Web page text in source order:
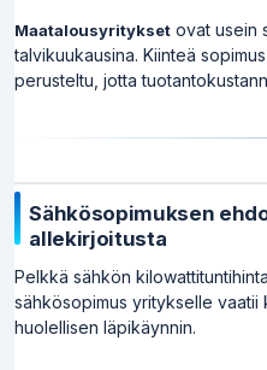
Maatalousyritykset ovat usein
talvikuukausina. Kiinteä
perusteltu, jotta
Sähkösopimuksen
allekirjoitusta
Pelkkä sähkön
sähkösopimus yritykselle vaatii
huolellisen läpikäynnin.